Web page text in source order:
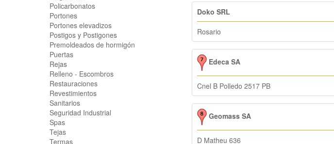
Policarbonatos
Portones
Portones elevadizos
Postigos y Postigones
Premoldeados de hormigón
Puertas
Rejas
Relleno - Escombros
Restauraciones
Revestimientos
Sanitarios
Seguridad Industrial
Spas
Tejas
Termas
Doko SRL
Rosario
Edeca SA
Cnel B Polledo 2517 PB
Geomass SA
D Matheu 636